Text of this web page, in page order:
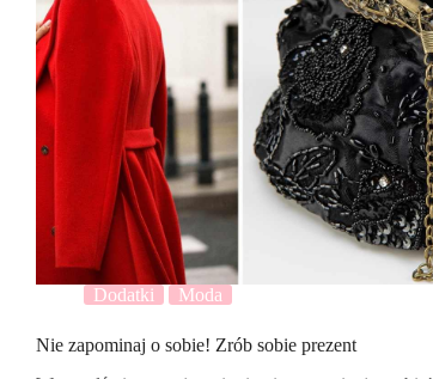
Dodatki Moda
Nie zapominaj o sobie! Zrób sobie prezent